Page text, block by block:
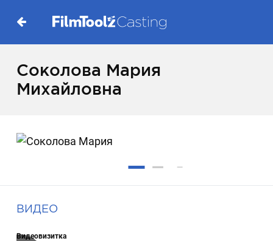
Соколова Мария
Михайловна
ВИДЕО
Видеовизитка